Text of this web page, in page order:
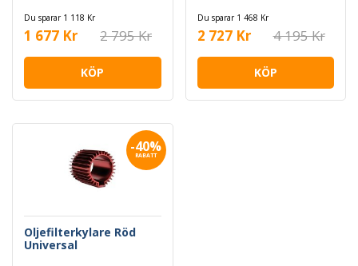
Du sparar 1 118 Kr
1 677 Kr 2 795 Kr
KÖP
Du sparar 1 468 Kr
2 727 Kr 4 195 Kr
KÖP
-40%
RABATT
Oljefilterkylare Röd
Universal